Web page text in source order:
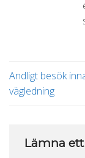
Andligt besök
vägledning
Lämna